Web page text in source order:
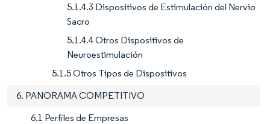
5.1.4.3 Dispositivos de Estimulación del Nervio
Sacro
5.1.4.4 Otros Dispositivos de
Neuroestimulación
5.1.5 Otros Tipos de Dispositivos
6. PANORAMA COMPETITIVO
6.1 Perfiles de Empresas